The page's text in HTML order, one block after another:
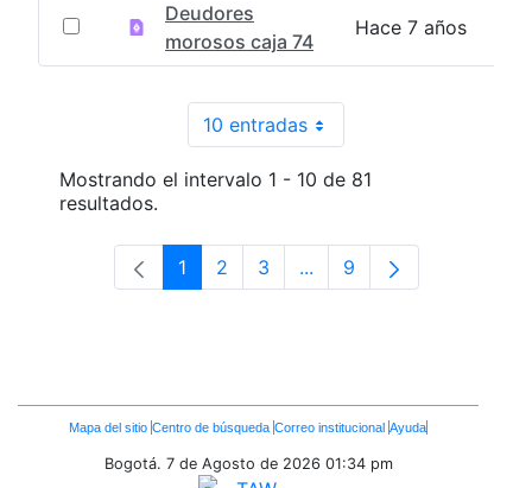
Deudores
morosos caja 74
Hace 7 años
10 entradasPor página
Mostrando el intervalo 1 - 10 de 81
resultados.
Página
1 Página
2 Página
3 ...Páginas intermedias
Página
9
Enlaces
Inferiores
Mapa del sitio Centro de búsqueda Correo institucional Ayuda
Bogotá. 7 de Agosto de 2026 01:34 pm